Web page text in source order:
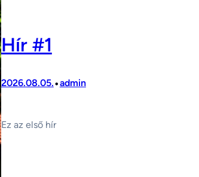
Hír #1
2026.08.05.•admin
Ez az első hír